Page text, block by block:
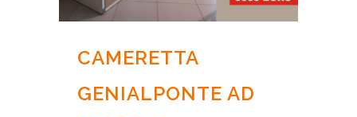
CAMERETTA
GENIALPONTE AD